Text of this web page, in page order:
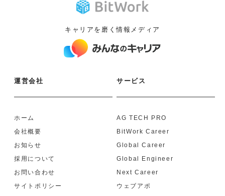
キャリアを磨く情報メディア
運営会社
ホーム
会社概要
お知らせ
採用について
お問い合わせ
サイトポリシー
サービス
AG TECH PRO
BitWork Career
Global Career
Global Engineer
Next Career
ウェブアポ